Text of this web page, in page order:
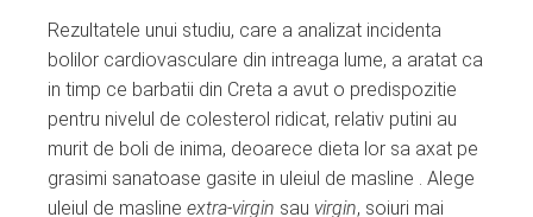
Rezultatele unui studiu, care a analizat incidenta
bolilor cardiovasculare din intreaga lume, a aratat ca
in timp ce barbatii din Creta a avut o predispozitie
pentru nivelul de colesterol ridicat, relativ putini au
murit de boli de inima, deoarece dieta lor sa axat pe
grasimi sanatoase gasite in uleiul de masline . Alege
uleiul de masline extra-virgin sau virgin, soiuri mai